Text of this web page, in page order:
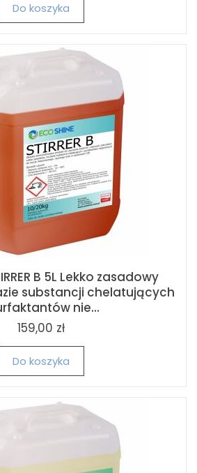
Do koszyka
B 5L Lekko zasadowy
substancji chelatujących
nie...
159,00 zł
Do koszyka